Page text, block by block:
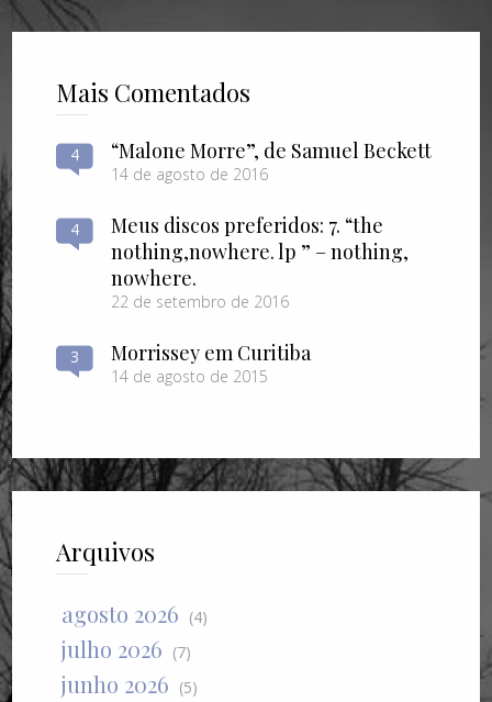
Mais Comentados
4 “Malone Morre”, de Samuel Beckett
14 de agosto de 2016
4
Meus discos preferidos: 7. “the
nothing​,​nowhere. lp ” – nothing​,​
nowhere.
22 de setembro de 2016
3 Morrissey em Curitiba
14 de agosto de 2015
Arquivos
agosto 2026 (4)
julho 2026 (7)
junho 2026 (5)